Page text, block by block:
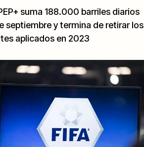
suma 188.000 barriles diarios
septiembre y termina de retirar los
aplicados en 2023